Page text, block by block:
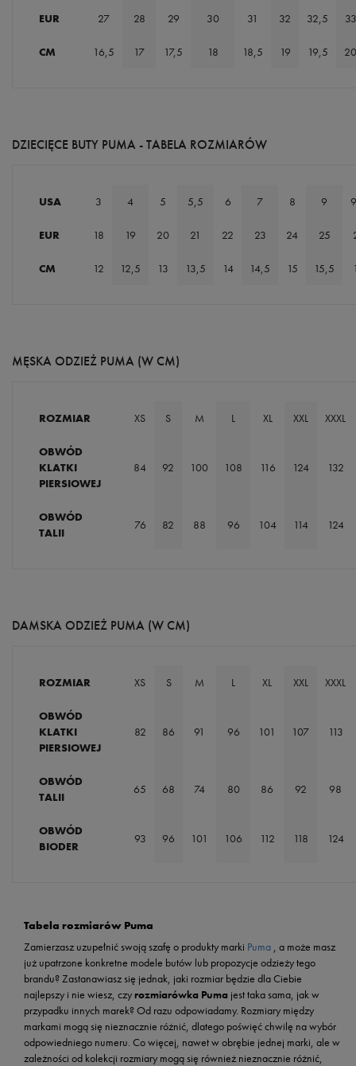
EUR 27 28 29 30 31 32 32,5 33
CM 16,5 17 17,5 18 18,5 19 19,5 20
DZIECIĘCE BUTY PUMA - TABELA ROZMIARÓW
USA 3 4 5 5,5 6 7 8 9
EUR 18 19 20 21 22 23 24 25
CM 12 12,5 13 13,5 14 14,5 15 15,5
MĘSKA ODZIEŻ PUMA (W CM)
ROZMIAR XS S M L XL XXL XXXL
OBWÓD
KLATKI
PIERSIOWEJ
84 92 100 108 116 124 132
OBWÓD
TALII
76 82 88 96 104 114 124
DAMSKA ODZIEŻ PUMA (W CM)
ROZMIAR XS S M L XL XXL XXXL
OBWÓD
KLATKI
PIERSIOWEJ
82 86 91 96 101 107 113
OBWÓD
TALII
65 68 74 80 86 92 98
OBWÓD
BIODER
93 96 101 106 112 118 124
Tabela rozmiarów Puma
Zamierzasz uzupełnić swoją szafę o produkty marki Puma , a może masz
już upatrzone konkretne modele butów lub propozycje odzieży tego
brandu? Zastanawiasz się jednak, jaki rozmiar będzie dla Ciebie
najlepszy i nie wiesz, czyrozmiarówka Puma jest taka sama, jak w
przypadku innych marek? Od razu odpowiadamy. Rozmiary między
markami mogą się nieznacznie różnić, dlatego poświęć chwilę na wybór
odpowiedniego numeru. Co więcej, nawet w obrębie jednej marki, ale w
zależności od kolekcji rozmiary mogą się również nieznacznie różnić,